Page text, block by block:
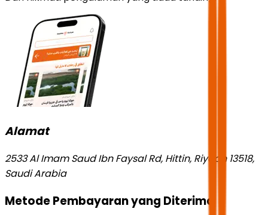
Alamat
2533 Al Imam Saud Ibn Faysal Rd, Hittin, Riyadh 13518,
Saudi Arabia
Metode Pembayaran yang Diterima